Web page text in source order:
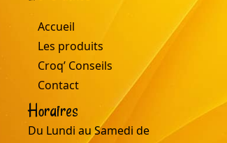
Accueil
Les produits
Croq’ Conseils
Contact
Horaires
Du Lundi au Samedi de